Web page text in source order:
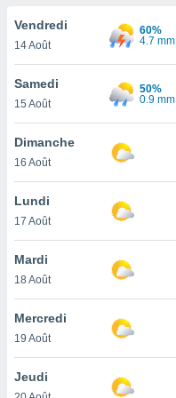
et
»,
de
qu'ils
ou
de
le
ainsi
la
du
Vendredi
14 Août
60%
4.7 mm
Samedi
15 Août
50%
0.9 mm
Dimanche
16 Août
Lundi
17 Août
Mardi
18 Août
Mercredi
19 Août
Jeudi